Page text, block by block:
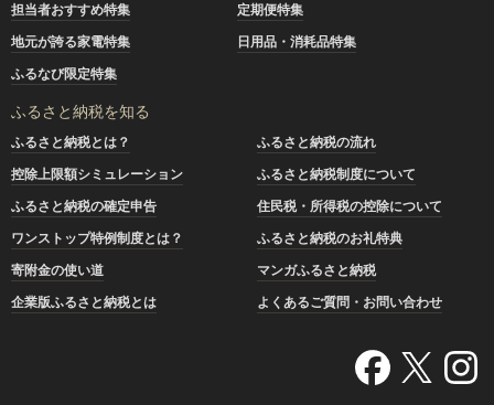
担当者おすすめ特集
定期便特集
地元が誇る家電特集
日用品・消耗品特集
ふるなび限定特集
ふるさと納税を知る
ふるさと納税とは？
ふるさと納税の流れ
控除上限額シミュレーション
ふるさと納税制度について
ふるさと納税の確定申告
住民税・所得税の控除について
ワンストップ特例制度とは？
ふるさと納税のお礼特典
寄附金の使い道
マンガふるさと納税
企業版ふるさと納税とは
よくあるご質問・お問い合わせ